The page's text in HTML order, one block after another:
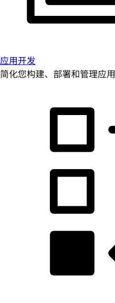
应用开发
简化您构建、部署和管理应用